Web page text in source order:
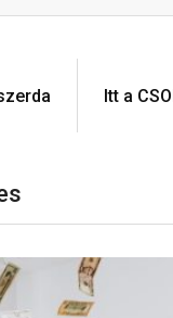
Itt a